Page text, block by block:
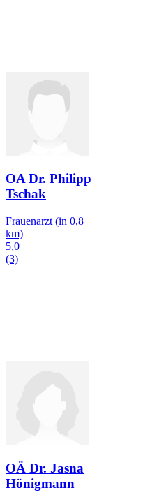
OA Dr. Philipp
Tschak
Frauenarzt (in 0,8
km)
5,0
(3)
OÄ Dr. Jasna
Hönigmann